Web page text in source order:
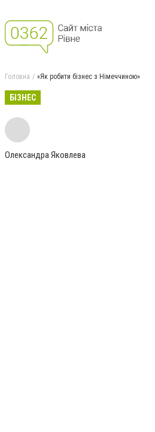
Головна «Як робити бізнес з Німеччиною»
БІЗНЕС
Олександра Яковлева